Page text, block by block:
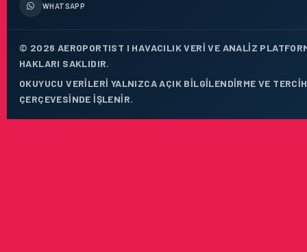
WHATSAPP
© 2026 AEROPORTIST I HAVACILIK VERI VE ANALIZ
HAKLARI SAKLIDIR.
OKUYUCU VERILERI YALNIZCA AÇIK BILGILENDIRME VE
ÇERÇEVESINDE IŞLENIR.